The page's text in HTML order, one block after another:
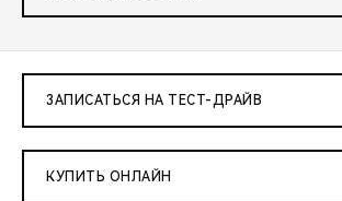
ЗАПИСАТЬСЯ НА ТЕСТ-ДРАЙВ
КУПИТЬ ОНЛАЙН